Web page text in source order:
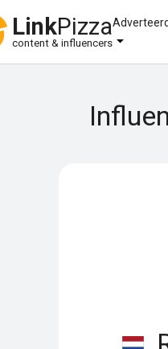
LinkPizza
content & influencers